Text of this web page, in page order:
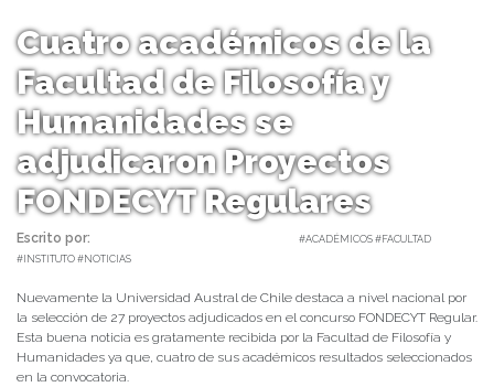
Cuatro académicos de la
Facultad de Filosofía y
Humanidades se
adjudicaron Proyectos
FONDECYT Regulares
Escrito por:
#ACADÉMICOS #FACULTAD
#INSTITUTO #NOTICIAS
Nuevamente la Universidad Austral de Chile destaca a nivel nacional por
la selección de 27 proyectos adjudicados en el concurso FONDECYT Regular.
Esta buena noticia es gratamente recibida por la Facultad de Filosofía y
Humanidades ya que, cuatro de sus académicos resultados seleccionados
en la convocatoria.